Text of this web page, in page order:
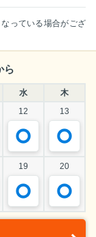
っている場合がござ
ら
水
木
12 13
19 20